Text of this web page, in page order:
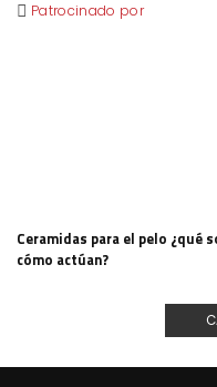
Patrocinado por
Ceramidas para el pelo ¿qué
cómo actúan?